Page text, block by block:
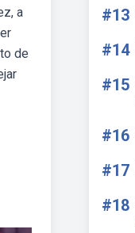
a
de
#13
#14
#15
#16
#17
#18